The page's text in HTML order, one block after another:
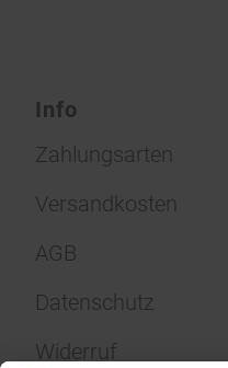
Info
Zahlungsarten
Versandkosten
AGB
Datenschutz
Widerruf